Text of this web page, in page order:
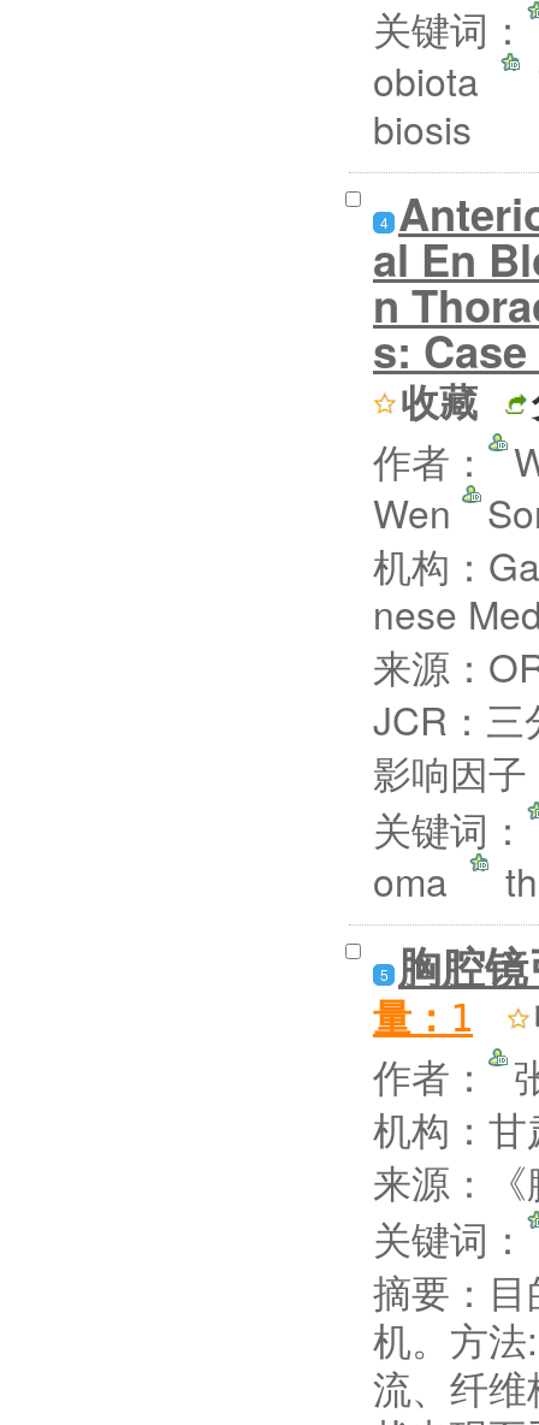
关键词：
obiota
biosis
4
al En
n
s:
收藏
作者：
Wen
机构：
nese
来源：
JCR：三
影响因
关键词：
oma
5 胸腔
量： 1
作者：
机构：
来源：
关键词：
摘要：
机。方
流、纤